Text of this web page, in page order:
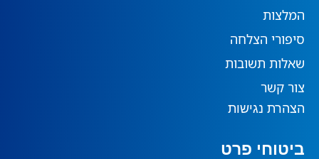
המלצות
סיפורי הצלחה
שאלות תשובות
צור קשר
הצהרת נגישות
ביטוחי פרט